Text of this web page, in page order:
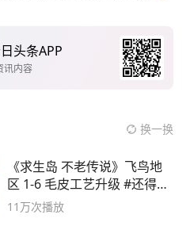
头条APP
讯内容
换一换
《求生岛 不老传说》飞鸟地
区 1-6 毛皮工艺升级 #还得是
主机大作
11万次播放